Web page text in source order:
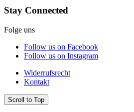
Stay Connected
Folge uns
Follow us on Facebook
Follow us on Instagram
Widerrufsrecht
Kontakt
Scroll to Top